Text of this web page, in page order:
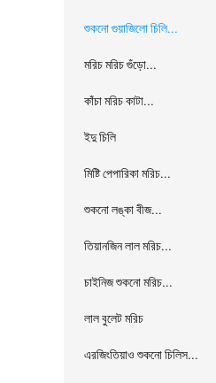
শুকনো গুয়াজিলো চিলি...
মরিচ মরিচ গুঁড়ো...
কাঁচা মরিচ কাটা...
ইদু চিলি
মিষ্টি পেপারিকা মরিচ...
শুকনো লঙ্কা বীজ...
তিয়ানজিন লাল মরিচ...
চাইনিজ শুকনো মরিচ...
লাল বুলেট মরিচ
এরজিংতিয়াও শুকনো চিলিস...